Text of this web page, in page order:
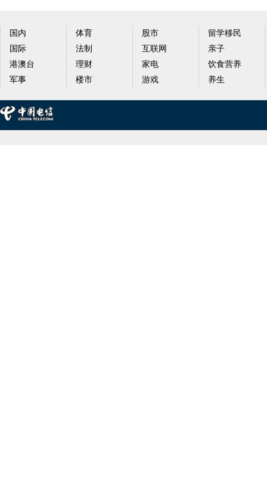
国内
国际
港澳台
军事
体育
法制
理财
楼市
股市
互联网
家电
游戏
留学移民
亲子
饮食营养
养生